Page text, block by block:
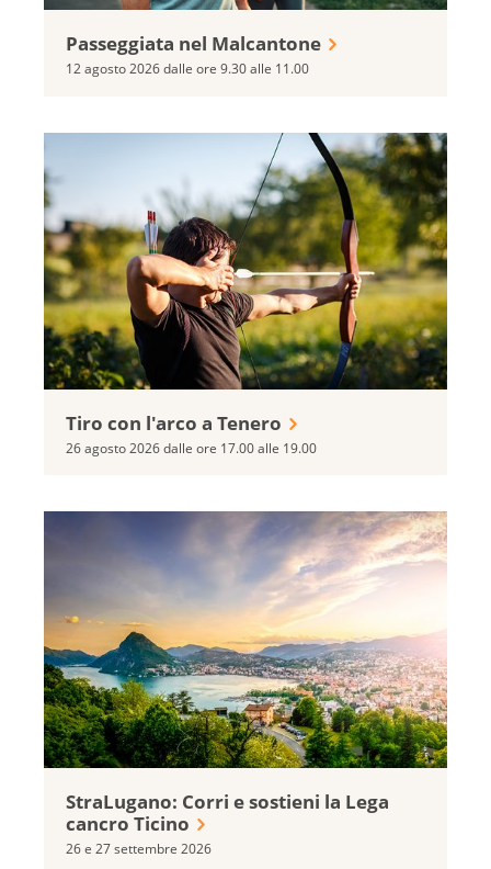
Passeggiata nel Malcantone
12 agosto 2026 dalle ore 9.30 alle 11.00
Tiro con l'arco a Tenero
26 agosto 2026 dalle ore 17.00 alle 19.00
StraLugano: Corri e sostieni la Lega
cancro Ticino
26 e 27 settembre 2026